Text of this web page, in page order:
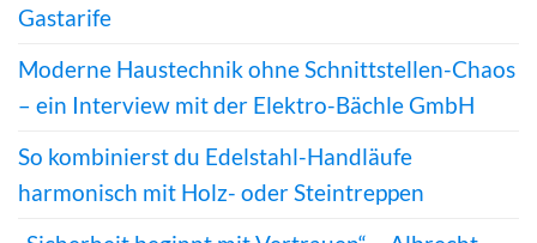
Gastarife
Moderne Haustechnik ohne Schnittstellen-Chaos
– ein Interview mit der Elektro-Bächle GmbH
So kombinierst du Edelstahl-Handläufe
harmonisch mit Holz- oder Steintreppen